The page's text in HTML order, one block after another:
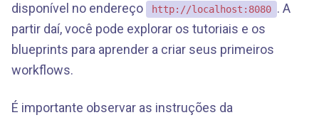
disponível no endereço
http://localhost:8080 . A
partir daí, você pode explorar os tutoriais e os
blueprints para aprender a criar seus primeiros
workflows.
É importante observar as instruções da